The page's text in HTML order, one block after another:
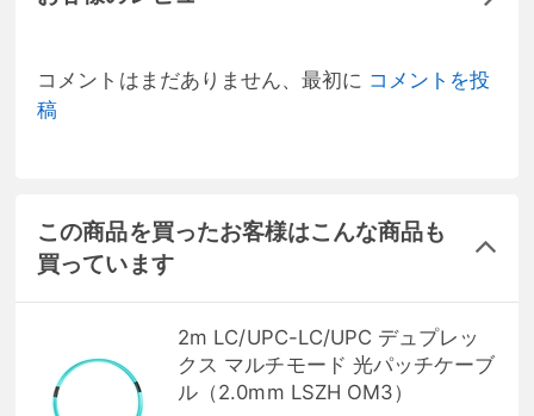
コメントはまだありません、最初に コメントを投
稿
この商品を買ったお客様はこんな商品も
買っています
2m LC/UPC-LC/UPC デュプレッ
クス マルチモード 光パッチケーブ
ル（2.0mm LSZH OM3）